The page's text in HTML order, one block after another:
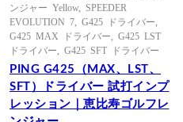
ンジャー Yellow, SPEEDER
EVOLUTION 7
G425 ドライバー
G425 MAX ドライバー
G425 LST
ドライバー
G425 SFT ドライバー
PING G425（MAX、LST、
SFT）ドライバー 試打インプ
レッション｜恵比寿ゴルフレ